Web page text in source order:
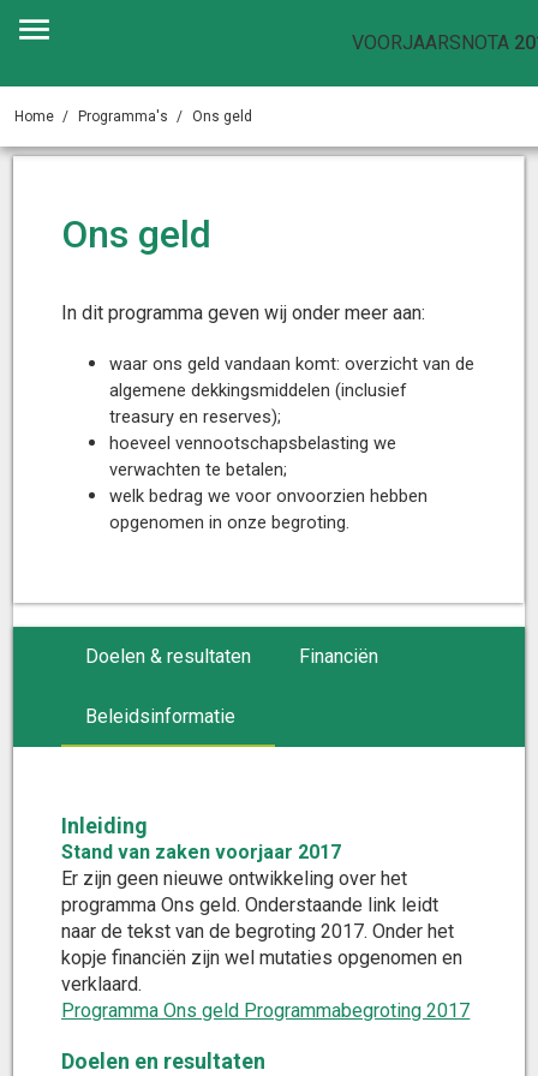
VOORJAARSNOTA
Home Programma's Ons geld
Ons geld
In dit programma geven wij onder meer aan:
waar ons geld vandaan komt: overzicht van de
algemene dekkingsmiddelen (inclusief
treasury en reserves);
hoeveel vennootschapsbelasting we
verwachten te betalen;
welk bedrag we voor onvoorzien hebben
opgenomen in onze begroting.
Doelen & resultaten Financiën
Beleidsinformatie
Inleiding
Stand van zaken voorjaar 2017
Er zijn geen nieuwe ontwikkeling over het
programma Ons geld. Onderstaande link leidt
naar de tekst van de begroting 2017. Onder het
kopje financiën zijn wel mutaties opgenomen en
verklaard.
Programma Ons geld Programmabegroting 2017
Doelen en resultaten